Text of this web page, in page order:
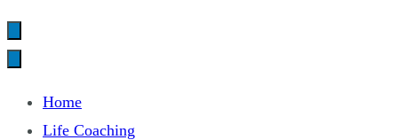
Home
Life Coaching